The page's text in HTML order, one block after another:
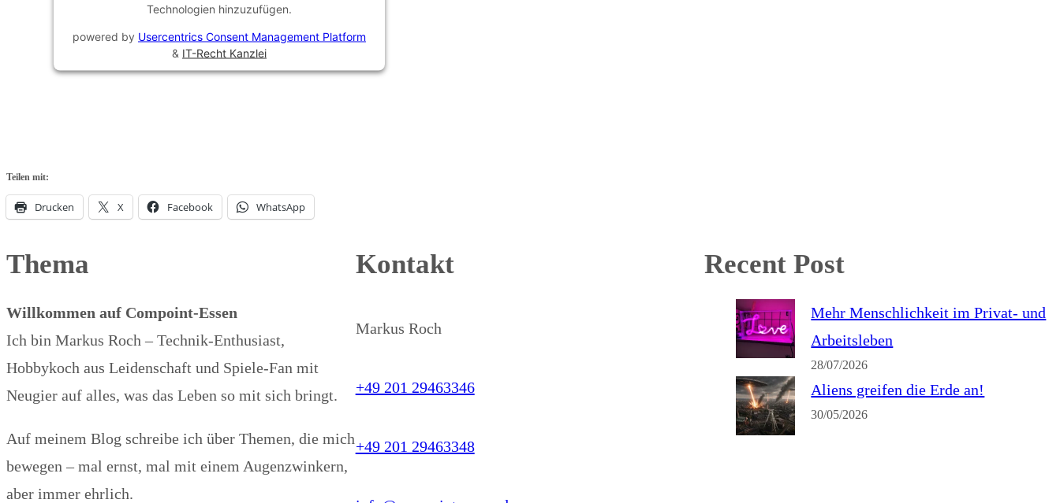
Technologien hinzuzufügen.
powered by Usercentrics Consent Management Platform
& IT-Recht Kanzlei
Teilen mit:
Drucken X Facebook WhatsApp
Thema
Willkommen auf Compoint-Essen
Ich bin Markus Roch – Technik-Enthusiast,
Hobbykoch aus Leidenschaft und Spiele-Fan mit
Neugier auf alles, was das Leben so mit sich bringt.
Auf meinem Blog schreibe ich über Themen, die mich
bewegen – mal ernst, mal mit einem Augenzwinkern,
aber immer ehrlich.
Kontakt
Markus Roch
+49 201 29463346
+49 201 29463348
Recent Post
Mehr Menschlichkeit im Privat- und
Arbeitsleben
28/07/2026
Aliens greifen die Erde an!
30/05/2026